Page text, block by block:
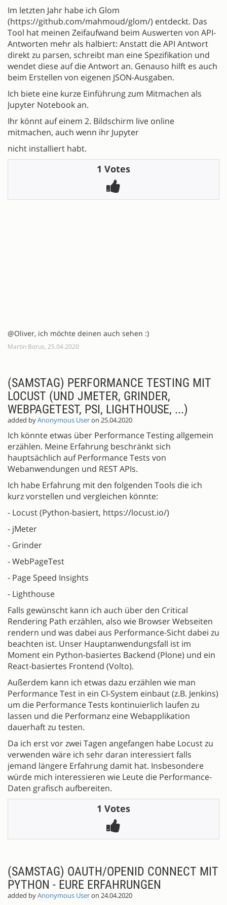
Im letzten Jahr habe ich Glom
(https://github.com/mahmoud/glom/) entdeckt. Das
Tool hat meinen Zeifaufwand beim Auswerten von API-
Antworten mehr als halbiert: Anstatt die API Antwort
direkt zu parsen, schreibt man eine Spezifikation und
wendet diese auf die Antwort an. Genauso hilft es auch
beim Erstellen von eigenen JSON-Ausgaben.
Ich biete eine kurze Einführung zum Mitmachen als
Jupyter Notebook an.
Ihr könnt auf einem 2. Bildschirm live online
mitmachen, auch wenn ihr Jupyter
nicht installiert habt.
1 Votes
@Oliver, ich möchte deinen auch sehen :)
Martin Borus, 25.04.2020
(SAMSTAG) PERFORMANCE TESTING MIT
LOCUST (UND JMETER, GRINDER,
WEBPAGETEST, PSI, LIGHTHOUSE, ...)
added byAnonymous Useron 25.04.2020
Ich könnte etwas über Performance Testing allgemein
erzählen. Meine Erfahrung beschränkt sich
hauptsächlich auf Performance Tests von
Webanwendungen und REST APIs.
Ich habe Erfahrung mit den folgenden Tools die ich
kurz vorstellen und vergleichen könnte:
- Locust (Python-basiert, https://locust.io/)
- jMeter
- Grinder
- WebPageTest
- Page Speed Insights
- Lighthouse
Falls gewünscht kann ich auch über den Critical
Rendering Path erzählen, also wie Browser Webseiten
rendern und was dabei aus Performance-Sicht dabei zu
beachten ist. Unser Hauptanwendungsfall ist im
Moment ein Python-basiertes Backend (Plone) und ein
React-basiertes Frontend (Volto).
Außerdem kann ich etwas dazu erzählen wie man
Performance Test in ein CI-System einbaut (z.B. Jenkins)
um die Performance Tests kontinuierlich laufen zu
lassen und die Performanz eine Webapplikation
dauerhaft zu testen.
Da ich erst vor zwei Tagen angefangen habe Locust zu
verwenden wäre ich sehr daran interessiert falls
jemand längere Erfahrung damit hat. Insbesondere
würde mich interessieren wie Leute die Performance-
Daten grafisch aufbereiten.
1 Votes
(SAMSTAG) OAUTH/OPENID CONNECT MIT
PYTHON - EURE ERFAHRUNGEN
added byAnonymous Useron 24.04.2020